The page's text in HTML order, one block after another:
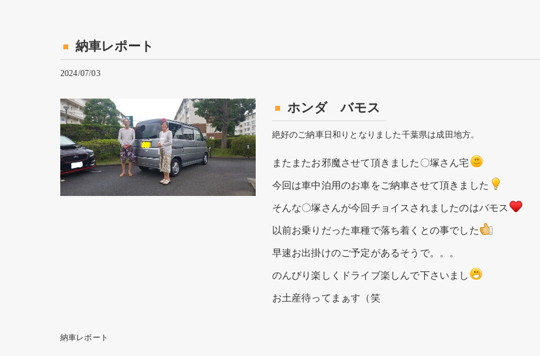
納車レポート
2024/07/03
ホンダ バモス
絶好のご納車日和りとなりました千葉県は成田地方。
またまたお邪魔させて頂きました〇塚さん宅
今回は車中泊用のお車をご納車させて頂きました
そんな〇塚さんが今回チョイスされましたのはバモス
以前お乗りだった車種で落ち着くとの事でした
早速お出掛けのご予定があるそうで。。。
のんびり楽しくドライブ楽しんで下さいまし
お土産待ってまぁす（笑
納車レポート